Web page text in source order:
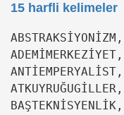
15 harfli kelimeler